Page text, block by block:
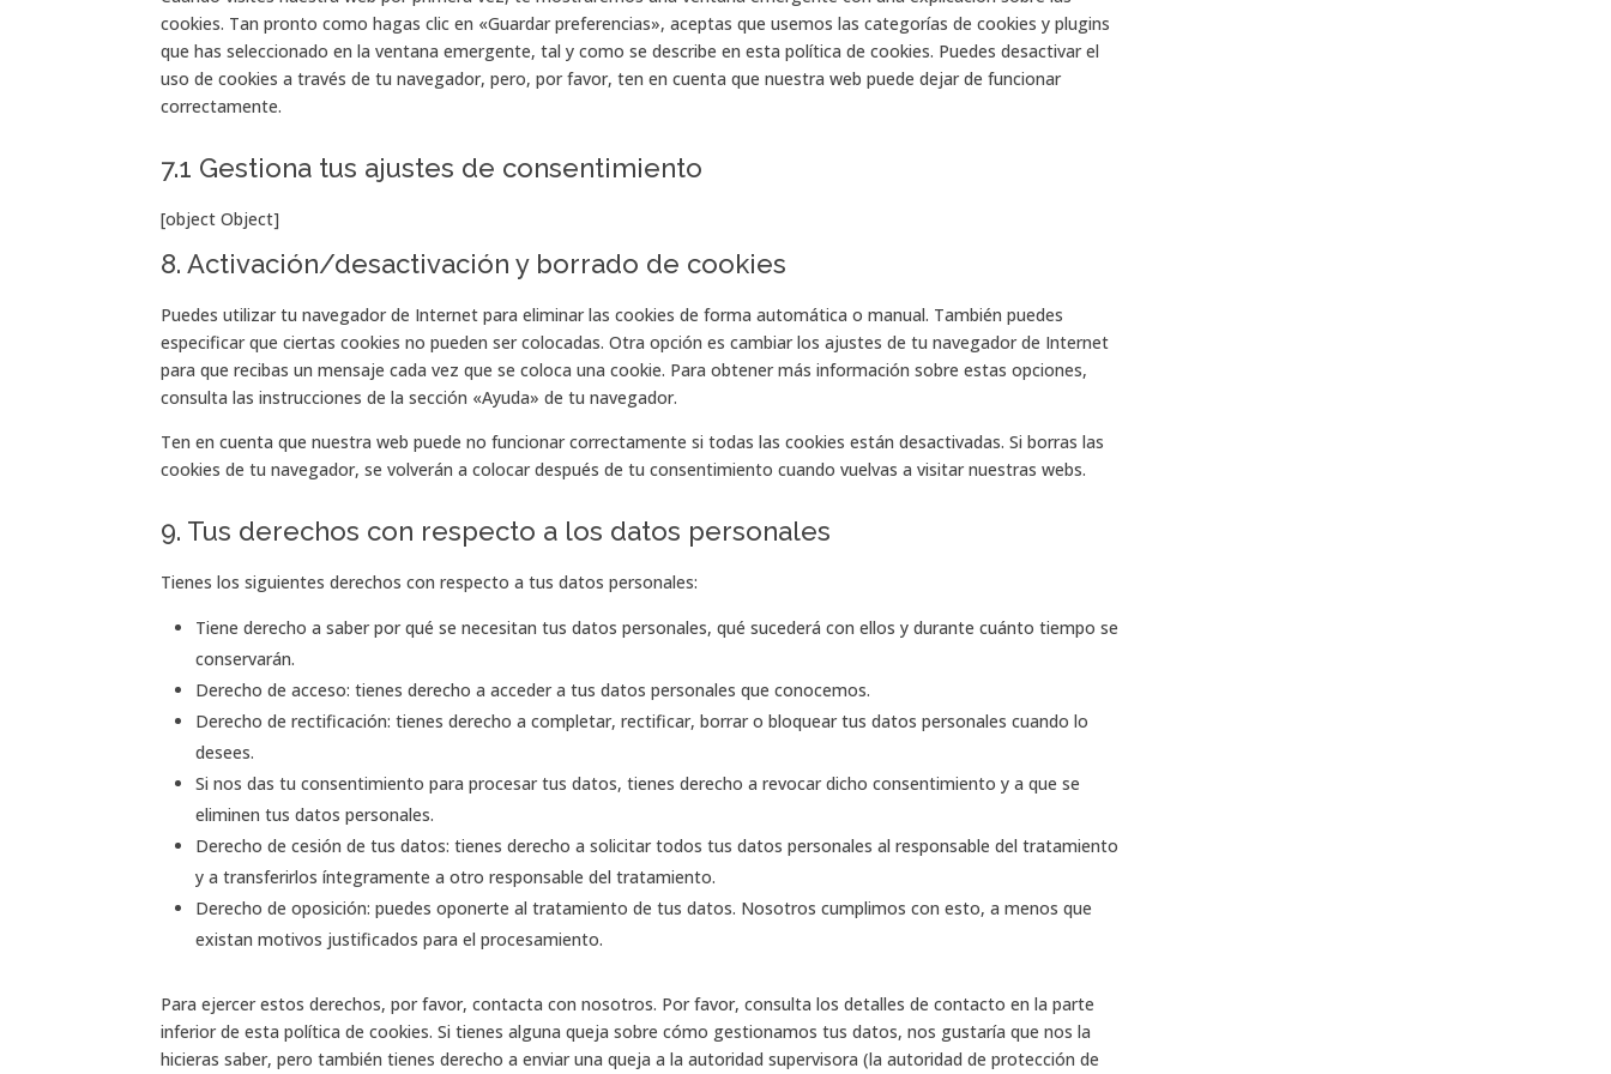
cookies. Tan pronto como hagas clic en «Guardar preferencias», aceptas que usemos las categorías de cookies y plugins
que has seleccionado en la ventana emergente, tal y como se describe en esta política de cookies. Puedes desactivar el
uso de cookies a través de tu navegador, pero, por favor, ten en cuenta que nuestra web puede dejar de funcionar
correctamente.
7.1 Gestiona tus ajustes de consentimiento
[object Object]
8. Activación/desactivación y borrado de cookies
Puedes utilizar tu navegador de Internet para eliminar las cookies de forma automática o manual. También puedes
especificar que ciertas cookies no pueden ser colocadas. Otra opción es cambiar los ajustes de tu navegador de Internet
para que recibas un mensaje cada vez que se coloca una cookie. Para obtener más información sobre estas opciones,
consulta las instrucciones de la sección «Ayuda» de tu navegador.
Ten en cuenta que nuestra web puede no funcionar correctamente si todas las cookies están desactivadas. Si borras las
cookies de tu navegador, se volverán a colocar después de tu consentimiento cuando vuelvas a visitar nuestras webs.
9. Tus derechos con respecto a los datos personales
Tienes los siguientes derechos con respecto a tus datos personales:
Tiene derecho a saber por qué se necesitan tus datos personales, qué sucederá con ellos y durante cuánto tiempo se
conservarán.
Derecho de acceso: tienes derecho a acceder a tus datos personales que conocemos.
Derecho de rectificación: tienes derecho a completar, rectificar, borrar o bloquear tus datos personales cuando lo
desees.
Si nos das tu consentimiento para procesar tus datos, tienes derecho a revocar dicho consentimiento y a que se
eliminen tus datos personales.
Derecho de cesión de tus datos: tienes derecho a solicitar todos tus datos personales al responsable del tratamiento
y a transferirlos íntegramente a otro responsable del tratamiento.
Derecho de oposición: puedes oponerte al tratamiento de tus datos. Nosotros cumplimos con esto, a menos que
existan motivos justificados para el procesamiento.
Para ejercer estos derechos, por favor, contacta con nosotros. Por favor, consulta los detalles de contacto en la parte
inferior de esta política de cookies. Si tienes alguna queja sobre cómo gestionamos tus datos, nos gustaría que nos la
hicieras saber, pero también tienes derecho a enviar una queja a la autoridad supervisora (la autoridad de protección de